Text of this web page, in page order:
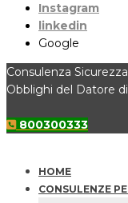
Instagram
linkedin
Google
Consulenza
Obblighi del Datore
800300333
HOME
CONSULENZE